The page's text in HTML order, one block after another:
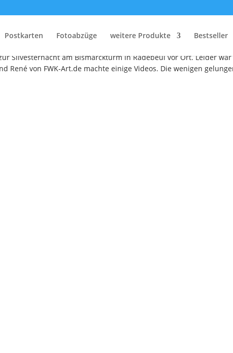
Postkarten Fotoabzüge weitere Produkte Bestseller
bei DDpix
Silvesternacht am Bismarckturm in Radebeul vor Ort. Leider
René von FWK-Art.de machte einige Videos. Die wenigen